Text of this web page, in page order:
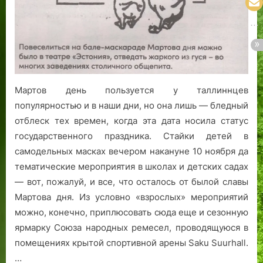
Мартов день пользуется у таллиннцев
популярностью и в наши дни, но она лишь — бледный
отблеск тех времен, когда эта дата носила статус
государственного праздника. Стайки детей в
самодельных масках вечером накануне 10 ноября да
тематические мероприятия в школах и детских садах
— вот, пожалуй, и все, что осталось от былой славы
Мартова дня. Из условно «взрослых» мероприятий
можно, конечно, приплюсовать сюда еще и сезонную
ярмарку Союза народных ремесел, проводящуюся в
помещениях крытой спортивной арены Saku Suurhall.
…